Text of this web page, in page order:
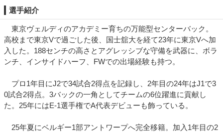
選手紹介
東京ヴェルディのアカデミー育ちの万能型センターバック。
高校まで東京Vで過ごした後、国士舘大を経て23年に東京Vへ加
入した。188センチの高さとアグレッシブな守備を武器に、ボラ
ンチ、インサイドハーフ、FWでの出場経験も持つ。
プロ1年目にJ2で34試合2得点を記録し、2年目の24年はJ1で3
0試合2得点。3バックの一角としてチームの6位躍進に貢献し
た。25年にはE-1選手権でA代表デビューも飾っている。
25年夏にベルギー1部アントワープへ完全移籍。加入1年目の2